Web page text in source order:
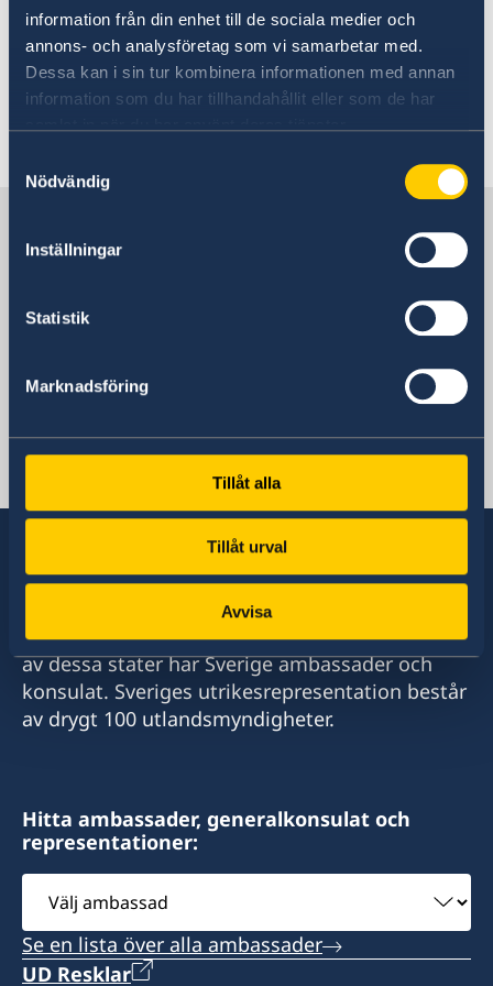
information från din enhet till de sociala medier och
annons- och analysföretag som vi samarbetar med.
Dessa kan i sin tur kombinera informationen med annan
information som du har tillhandahållit eller som de har
Nödvändig
Inställningar
Statistik
Marknadsföring
Tillåt alla
Tillåt urval
Avvisa
För mer information, se
Fiji Meteorological Service
Senast uppdaterad 03 aug. 2026, 10.45
Stilla havet, Stockholm
Svenska konsulat
Tel:
+679 3307161
swedenshonoraryconsulinfiji@outlook.com
Fax:
Sveriges honorärkonsulat i Suva
C/- FijiCare Insurance Limited
Level 9, FNPF Place
Victoria Parade
Suva
Öppettider:
Sverige har diplomatiska förbindelser med i
stort sett alla stater i världen. I ungefär hälften
av dessa stater har Sverige ambassader och
konsulat. Sveriges utrikesrepresentation består
av drygt 100 utlandsmyndigheter.
Hitta ambassader, generalkonsulat och
representationer:
Välj
ambassad
Se en lista över alla ambassader
UD Resklar